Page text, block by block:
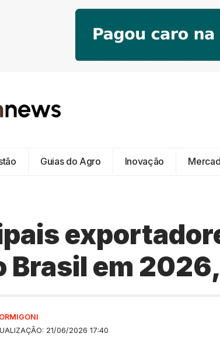
Guias do Agro Inovação
Brasil em
21/06/2026 17:40